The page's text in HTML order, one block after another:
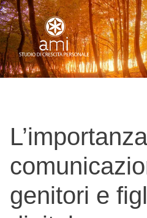
genitori e